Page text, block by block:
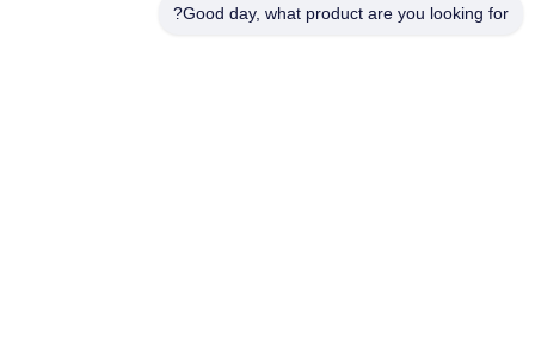
العنوان
Good day, what product are you looking for?